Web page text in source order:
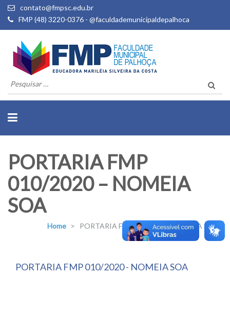
contato@fmpsc.edu.br
FMP (48) 3220-0376 - @faculdademunicipaldepalhoca
Pesquisar
por:
PORTARIA FMP
010/2020 – NOMEIA
SOA
Home > PORTARIA FMP 010/2020 – NOMEIA SOA
PORTARIA FMP 010/2020 - NOMEIA SOA